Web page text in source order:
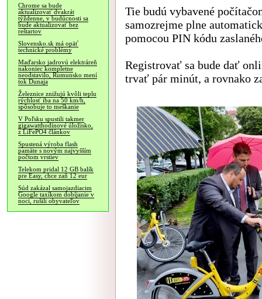
Chrome sa bude
aktualizovať dvakrát
týždenne, v budúcnosti sa
bude aktualizovať bez
reštartov
Slovensko.sk má opäť
technické problémy
Maďarsko jadrovú elektráreň
nakoniec kompletne
neodstavilo, Rumunsko mení
tok Dunaja
Železnice znižujú kvôli teplu
rýchlosť iba na 50 km/h,
spôsobuje to meškanie
V Poľsku spustili takmer
gigawatthodinové úložisko,
z LiFePO4 článkov
Spustená výroba flash
pamäte s novým najvyšším
počtom vrstiev
Telekom pridal 12 GB balík
pre Easy, chce zaň 12 eur
Súd zakázal samojazdiacim
Google taxíkom dobíjanie v
noci, rušili obyvateľov
Tie budú vybavené
samozrejme plne
pomocou PIN kódu
Registrovať sa bude dať
trvať pár minút, a rovnako